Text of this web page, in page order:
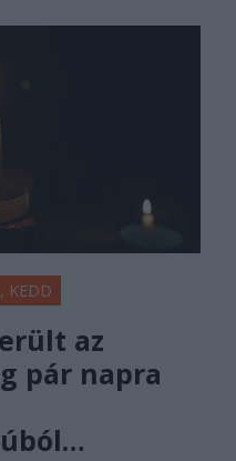
KEDD
az
pár napra